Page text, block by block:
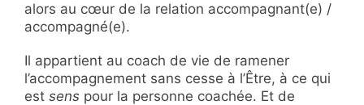
alors au cœur de la relation accompagnant(e) /
accompagné(e).
Il appartient au coach de vie de ramener
l’accompagnement sans cesse à l’Être, à ce qui
est sens pour la personne coachée. Et de